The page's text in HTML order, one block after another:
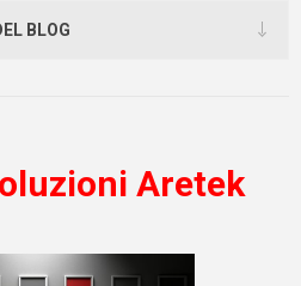
BLOG
Aretek